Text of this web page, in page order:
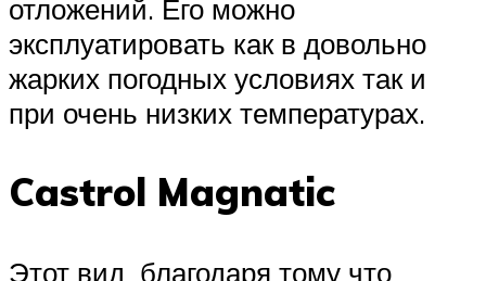
отложений. Его можно
эксплуатировать как в довольно
жарких погодных условиях так и
при очень низких температурах.
Castrol Magnatic
Этот вид благодаря тому что